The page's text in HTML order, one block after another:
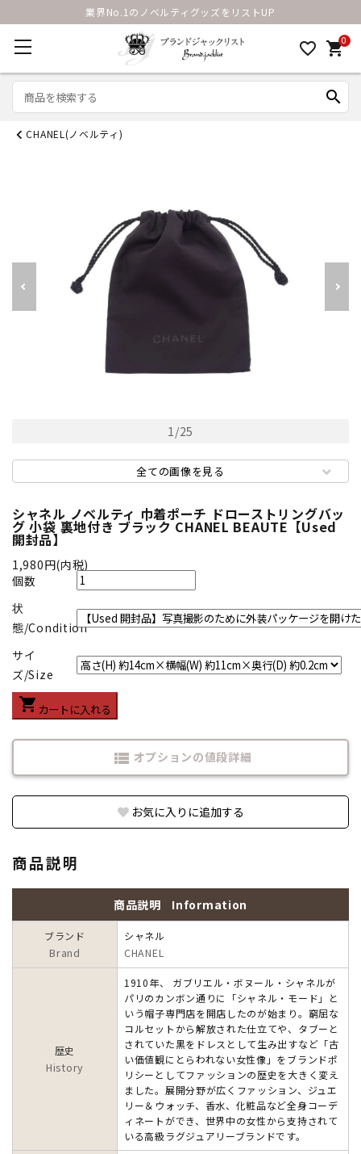
業界No.1のノベルティグッズをリストUP
favorite_border 0
shopping_cart
search
CHANEL(ノベルティ)
1/25
全ての画像を見る
シャネル ノベルティ 巾着ポーチ ドローストリングバッ
グ 小袋 裏地付き ブラック CHANEL BEAUTE【Used
開封品】
1,980円(内税)
個数
状
態/Condition
サイ
ズ/Size
shopping_cart カートに入れる
view_list オプションの値段詳細
お気に入りに追加する
商品説明
商品説明 Information
ブランド
Brand
シャネル
CHANEL
歴史
History
1910年、 ガブリエル・ボヌール・シャネルが
パリのカンボン通りに「シャネル・モード」と
いう帽子専門店を開店したのが始まり。窮屈な
コルセットから解放された仕立てや、タブーと
されていた黒をドレスとして生み出すなど「古
い価値観にとらわれない女性像」をブランドポ
リシーとしてファッションの歴史を大きく変え
ました。展開分野が広くファッション、ジュエ
リー＆ウォッチ、香水、化粧品など全身コーデ
ィネートができ、世界中の女性から支持されて
いる高級ラグジュアリーブランドです。